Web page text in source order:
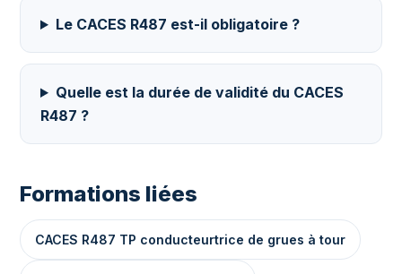
Le CACES R487 est-il obligatoire ?
Quelle est la durée de validité du CACES
R487 ?
Formations liées
CACES R487 TP conducteurtrice de grues à tour